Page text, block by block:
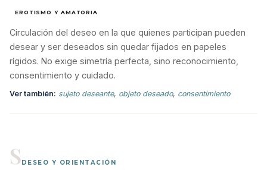
EROTISMO Y AMATORIA
Circulación del deseo en la que quienes participan pueden
desear y ser deseados sin quedar fijados en papeles
rígidos. No exige simetría perfecta, sino reconocimiento,
consentimiento y cuidado.
Ver también: sujeto deseante, objeto deseado, consentimiento
SDESEO Y ORIENTACIÓN